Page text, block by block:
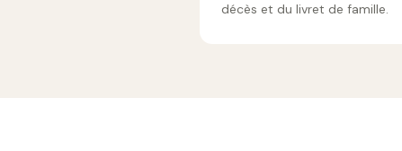
décès et du livret de famille.